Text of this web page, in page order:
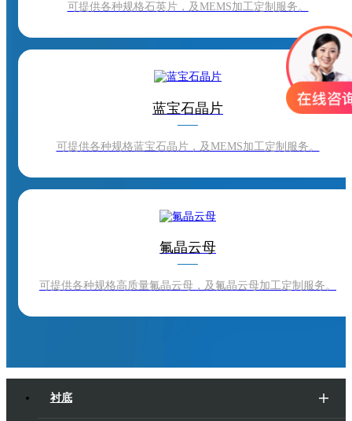
可提供各种规格石英片，及MEMS加工定制服务。
蓝宝石晶片
可提供各种规格蓝宝石晶片，及MEMS加工定制服务。
氟晶云母
可提供各种规格高质量氟晶云母，及氟晶云母加工定制服务。
衬底